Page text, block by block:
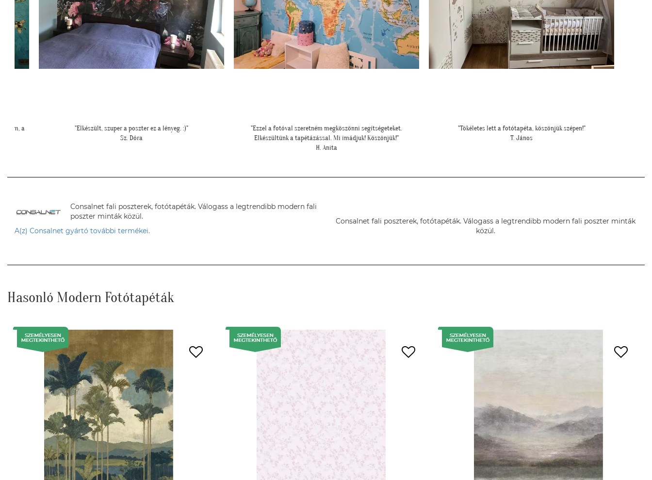
"Ezzel a fotóval szeretném megköszönni segítségeteket.
Elkészültünk a tapétázással. Mi imádjuk! Köszönjük!"
"Tökéletes lett a fotótapéta, köszönjük szépen!"
T. János
"Szia Kriszti! Köszönjük végre felkerült a poszter!"
S. Bernadett
Consalnet fali poszterek, fotótapéták. Válogass a legtrendibb modern fali
poszter minták közül.
A(z) Consalnet gyártó további termékei.
Consalnet fali poszterek, fotótapéták. Válogass a legtrendibb modern fali poszter minták
közül.
Hasonló Modern Fotótapéták